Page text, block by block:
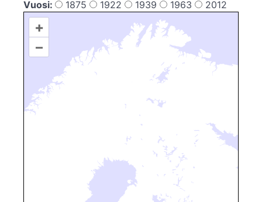
Vuosi: 1875 1922 1939 1963 2012
+
–